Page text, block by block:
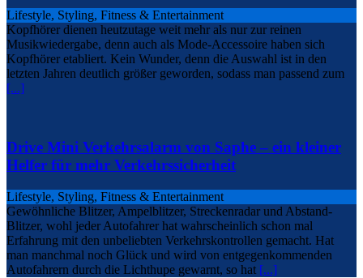
Lifestyle, Styling, Fitness & Entertainment
Kopfhörer dienen heutzutage weit mehr als nur zur reinen
Musikwiedergabe, denn auch als Mode-Accessoire haben sich
Kopfhörer etabliert. Kein Wunder, denn die Auswahl ist in den
letzten Jahren deutlich größer geworden, sodass man passend zum
[...]
Drive Mini Verkehrsalarm von Saphe – ein kleiner
Helfer für mehr Verkehrssicherheit
Lifestyle, Styling, Fitness & Entertainment
Gewöhnliche Blitzer, Ampelblitzer, Streckenradar und Abstand-
Blitzer, wohl jeder Autofahrer hat wahrscheinlich schon mal
Erfahrung mit den unbeliebten Verkehrskontrollen gemacht. Hat
man manchmal noch Glück und wird von entgegenkommenden
Autofahrern durch die Lichthupe gewarnt, so hat [...]